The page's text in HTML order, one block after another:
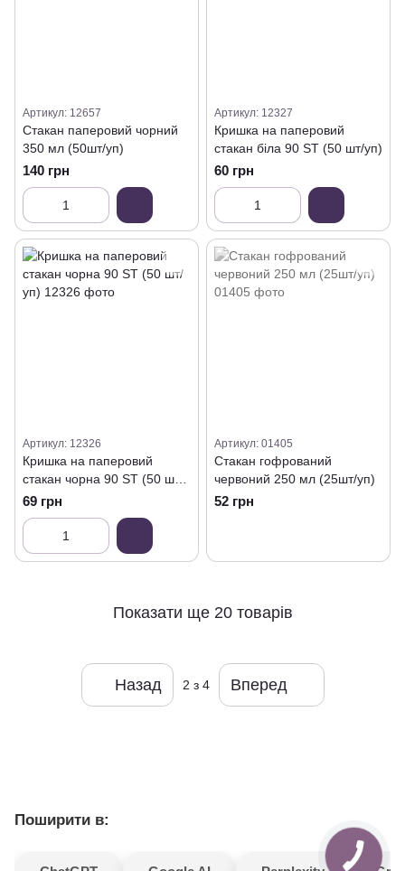
Артикул: 12657
Стакан паперовий чорний
350 мл (50шт/уп)
140 грн
Артикул: 12327
Кришка на паперовий
стакан біла 90 ST (50 шт/уп)
60 грн
Артикул: 12326
Кришка на паперовий
стакан чорна 90 ST (50 шт/
уп)
69 грн
Артикул: 01405
Стакан гофрований
червоний 250 мл (25шт/уп)
52 грн
Показати ще 20 товарів
Назад 2 з 4 Вперед
Поширити в: